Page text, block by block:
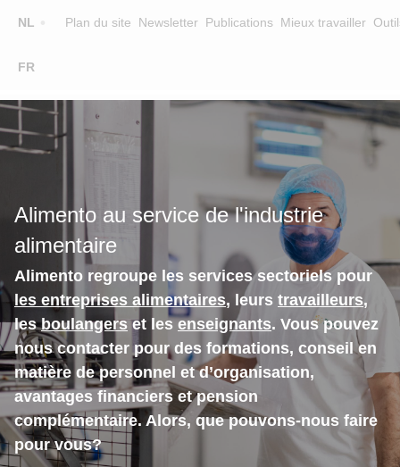
NL
FR
Plan du site Newsletter Publications Mieux travailler
Main
navigation
FORMATION
FORMATEURS
EQUIPE
CONTACT
CHERCHER UNE FORMATION
Alimento au service de l'industrie
alimentaire
Alimento regroupe les services sectoriels pour
les entreprises alimentaires, leurs travailleurs,
lesboulangers et les enseignants. Vous pouvez
nous contacter pour des formations, conseil en
matière de personnel et d’organisation,
avantages financiers et pension
complémentaire. Alors, que pouvons-nous faire
pour vous?